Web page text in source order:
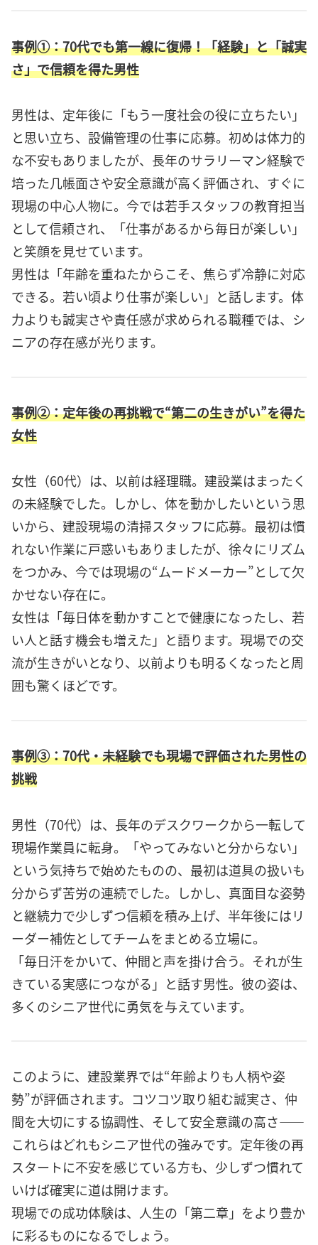
事例①：70代でも第一線に復帰！「経験」と「誠実
さ」で信頼を得た男性
男性は、定年後に「もう一度社会の役に立ちたい」
と思い立ち、設備管理の仕事に応募。初めは体力的
な不安もありましたが、長年のサラリーマン経験で
培った几帳面さや安全意識が高く評価され、すぐに
現場の中心人物に。今では若手スタッフの教育担当
として信頼され、「仕事があるから毎日が楽しい」
と笑顔を見せています。
男性は「年齢を重ねたからこそ、焦らず冷静に対応
できる。若い頃より仕事が楽しい」と話します。体
力よりも誠実さや責任感が求められる職種では、シ
ニアの存在感が光ります。
事例②：定年後の再挑戦で“第二の生きがい”を得た
女性
女性（60代）は、以前は経理職。建設業はまったく
の未経験でした。しかし、体を動かしたいという思
いから、建設現場の清掃スタッフに応募。最初は慣
れない作業に戸惑いもありましたが、徐々にリズム
をつかみ、今では現場の“ムードメーカー”として欠
かせない存在に。
女性は「毎日体を動かすことで健康になったし、若
い人と話す機会も増えた」と語ります。現場での交
流が生きがいとなり、以前よりも明るくなったと周
囲も驚くほどです。
事例③：70代・未経験でも現場で評価された男性の
挑戦
男性（70代）は、長年のデスクワークから一転して
現場作業員に転身。「やってみないと分からない」
という気持ちで始めたものの、最初は道具の扱いも
分からず苦労の連続でした。しかし、真面目な姿勢
と継続力で少しずつ信頼を積み上げ、半年後にはリ
ーダー補佐としてチームをまとめる立場に。
「毎日汗をかいて、仲間と声を掛け合う。それが生
きている実感につながる」と話す男性。彼の姿は、
多くのシニア世代に勇気を与えています。
このように、建設業界では“年齢よりも人柄や姿
勢”が評価されます。コツコツ取り組む誠実さ、仲
間を大切にする協調性、そして安全意識の高さ――
これらはどれもシニア世代の強みです。定年後の再
スタートに不安を感じている方も、少しずつ慣れて
いけば確実に道は開けます。
現場での成功体験は、人生の「第二章」をより豊か
に彩るものになるでしょう。